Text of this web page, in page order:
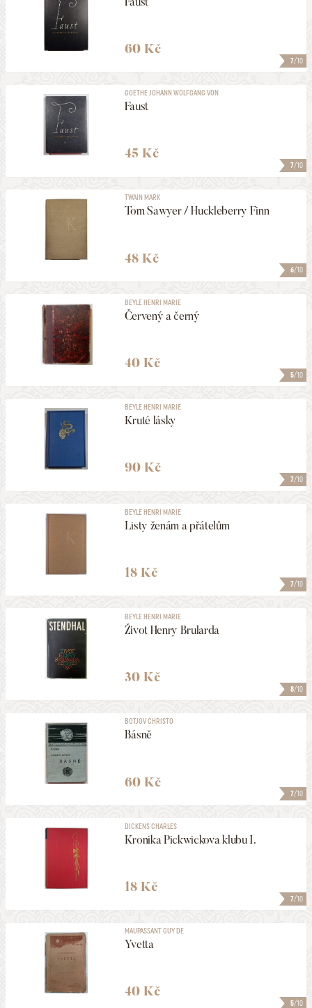
7/10
60 Kč
7/10
GOETHE JOHANN WOLFGANG VON
Faust
45 Kč
6/10
TWAIN MARK
Tom Sawyer / Huckleberry Finn
48 Kč
5/10
BEYLE HENRI MARIE
Červený a černý
40 Kč
7/10
BEYLE HENRI MARIE
Kruté lásky
90 Kč
7/10
BEYLE HENRI MARIE
Listy ženám a přátelům
18 Kč
8/10
BEYLE HENRI MARIE
Život Henry Brularda
30 Kč
7/10
BOTJOV CHRISTO
Básně
60 Kč
7/10
DICKENS CHARLES
Kronika Pickwickova klubu I.
18 Kč
5/10
MAUPASSANT GUY DE
Yvetta
40 Kč